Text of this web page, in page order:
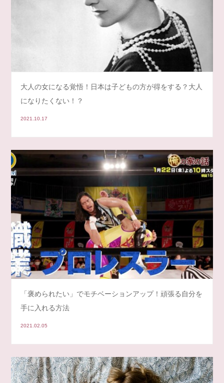
大人の女になる覚悟！日本は子どもの方が得をする？大人
になりたくない！？
2021.10.17
「褒められたい」でモチベーションアップ！頑張る自分を
手に入れる方法
2021.02.05